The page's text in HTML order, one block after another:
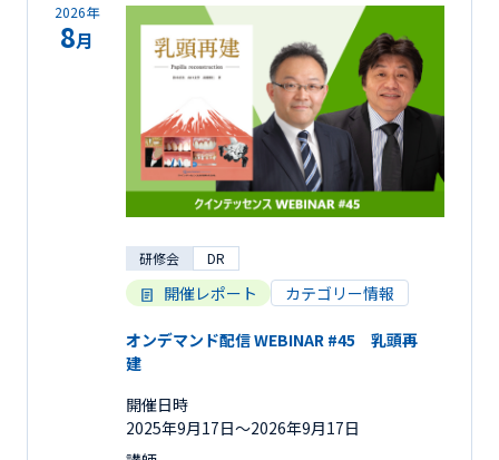
2026年
8月
研修会 DR
開催レポート カテゴリー情報
オンデマンド配信 WEBINAR #45 乳頭再
建
開催日時
2025年9月17日〜2026年9月17日